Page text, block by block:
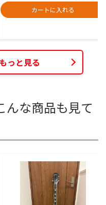
カートに入れる
っと見る
んな商品も見て